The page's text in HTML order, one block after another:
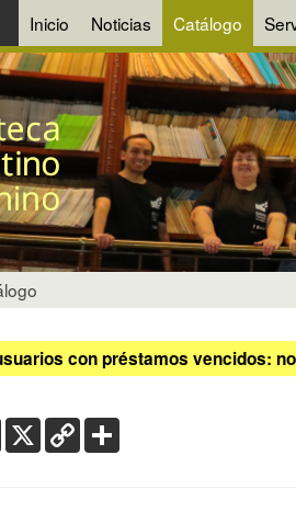
Inicio Noticias Catálogo
con préstamos vencidos:
LinkedIn
X Copy
Link